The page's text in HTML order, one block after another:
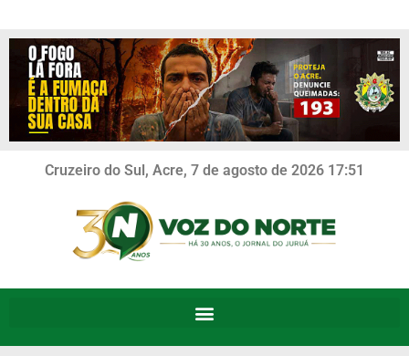
Cruzeiro do Sul, Acre, 7 de agosto de 2026 17:51